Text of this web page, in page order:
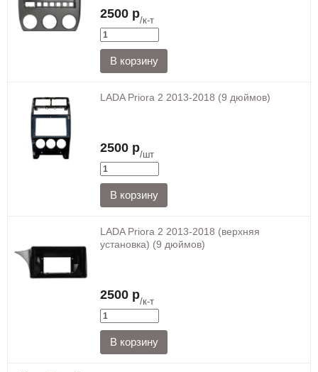
2500 р/к-т
LADA Priora 2 2013-2018 (9 дюймов)
2500 р/шт
LADA Priora 2 2013-2018 (верхняя
установка) (9 дюймов)
2500 р/к-т